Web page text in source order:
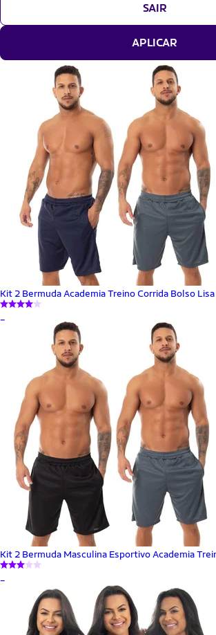
SAIR
APLICAR
Kit 2 Bermuda Academia Treino Corrida Bolso
Kit 2 Bermuda Masculina Esportivo Academia